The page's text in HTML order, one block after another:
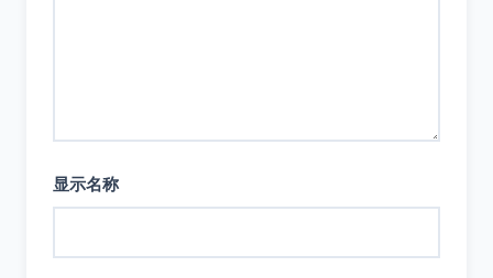
显示名称